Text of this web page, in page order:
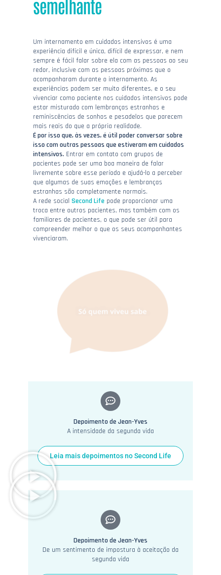
semelhante
Um internamento em cuidados intensivos é uma
experiência difícil e única, difícil de expressar, e nem
sempre é fácil falar sobre ela com as pessoas ao seu
redor, inclusive com as pessoas próximas que o
acompanharam durante o internamento. As
experiências podem ser muito diferentes, e o seu
vivenciar como paciente nos cuidados intensivos pode
estar misturado com lembranças estranhas e
reminiscências de sonhos e pesadelos que parecem
mais reais do que a própria realidade.
É por isso que, às vezes, é útil poder conversar sobre
isso com outras pessoas que estiveram em cuidados
intensivos. Entrar em contato com grupos de
pacientes pode ser uma boa maneira de falar
livremente sobre esse período e ajudá-lo a perceber
que algumas de suas emoções e lembranças
estranhas são completamente normais.
A rede social Second Life pode proporcionar uma
troca entre outros pacientes, mas também com os
familiares de pacientes, o que pode ser útil para
compreender melhor o que os seus acompanhantes
vivenciaram.
Depoimento de Jean-Yves
A intensidade da segunda vida
Leia mais depoimentos no Second Life
Depoimento de Jean-Yves
De um sentimento de impostura à aceitação da
segunda vida